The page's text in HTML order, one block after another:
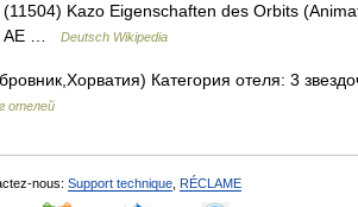
Kazo Eigenschaften des Orbits
AE …
Deutsch Wikipedia
Категория отеля: 3
отелей
nous: Support technique RÉCLAME